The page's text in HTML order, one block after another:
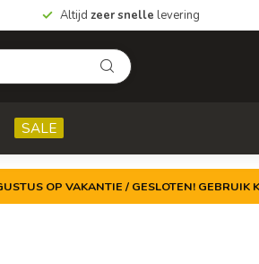
Altijd zeer snelle levering
SALE
OP VAKANTIE / GESLOTEN!